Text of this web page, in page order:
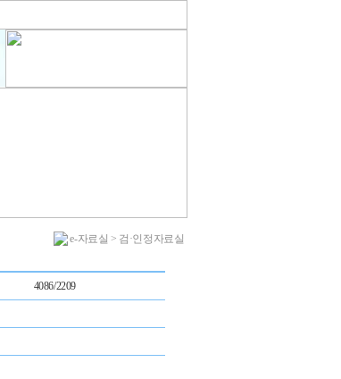
e-자료실 > 검·인정자료실
4086/2209